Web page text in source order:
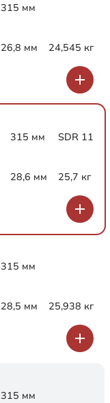
315 мм
26,8 мм 24,545 кг
315 мм SDR 11
28,6 мм 25,7 кг
315 мм
28,5 мм 25,938 кг
315 мм